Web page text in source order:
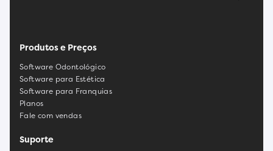
Produtos e Preços
Software Odontológico
Software para Estética
Software para Franquias
Planos
Fale com vendas
Suporte